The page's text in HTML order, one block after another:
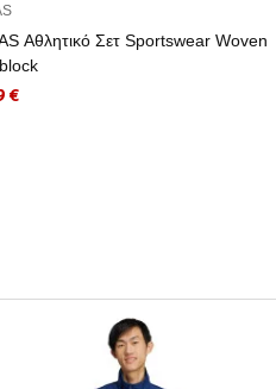
Αθλητικό Σετ Sportswear Woven
€